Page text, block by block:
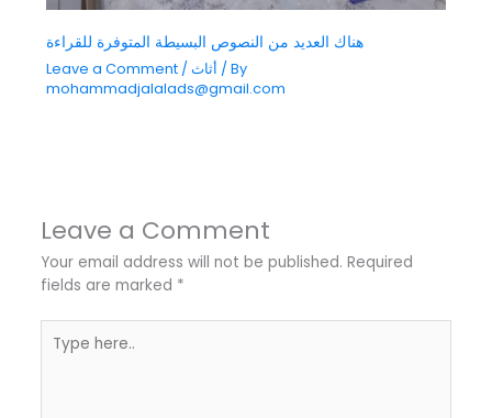
هناك العديد من النصوص البسيطة المتوفرة للقراءة
Leave a Comment / أثاث / By
mohammadjalalads@gmail.com
Leave a Comment
Your email address will not be published. Required
fields are marked *
here..